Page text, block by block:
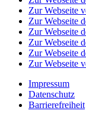
Zur Webseite
Zur Webseite
Zur Webseite
Zur Webseite
Zur Webseite
Zur Webseite
Impressum
Datenschutz
Barrierefreiheit